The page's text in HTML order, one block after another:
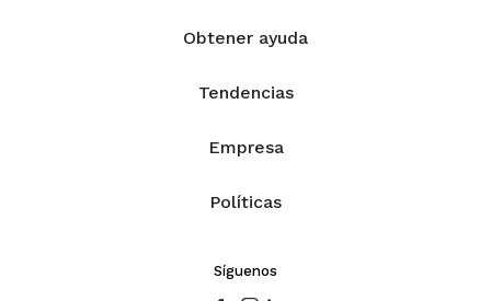
Obtener ayuda
Tendencias
Empresa
Políticas
Síguenos